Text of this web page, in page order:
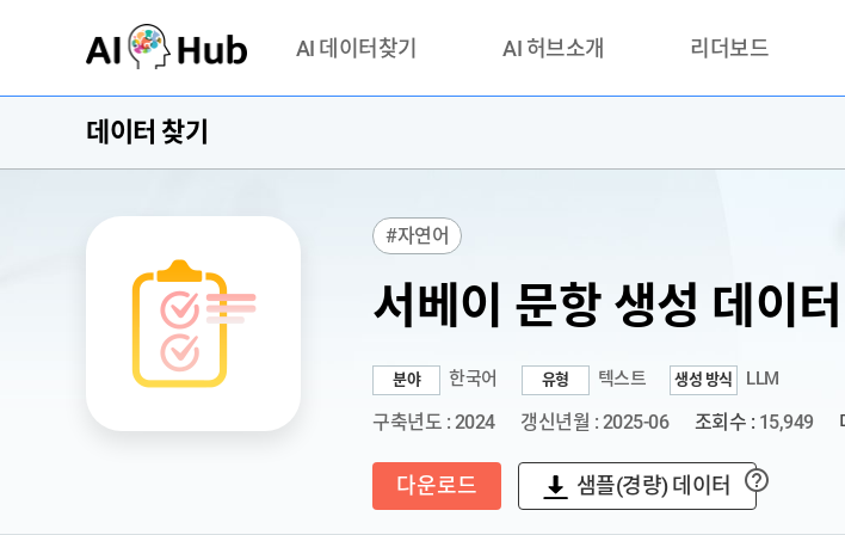
AI 데이터찾기
기관 제공 데이터
AI 허브 오픈 API
AI 허브소개
안심존이란?
리더보드
데이터 찾기
#자연어
서베이 문항 생성 데이터
분야 한국어 유형 텍스트 생성 방식 LLM
구축년도 : 2024 갱신년월 : 2025-06 조회수 : 15,949
다운로드 샘플(경량) 데이터 ?